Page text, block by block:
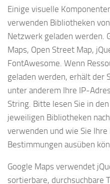
Einige visuelle
verwenden Bibliotheken
Netzwerk geladen werden.
Maps, Open Street Map,
FontAwesome. Wenn
geladen werden, erhält der
unter anderem Ihre IP-
String. Bitte lesen Sie in
jeweiligen Bibliotheken
verwenden und wie Sie Ihre
Bestimmungen ausüben
Google Maps verwendet
sortierbare, durchsuchbare